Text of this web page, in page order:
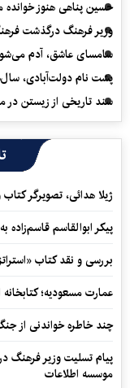
حسین پناهی هنوز
وزیر فرهنگ درگذشت
سامسای عاشق، آدم
پشت نام دولت‌آبادی،
سند تاریخی از زیستن در
ژیلا هدائی، تصویرگر
پیکر ابوالقاسم
بررسی و نقد کتاب
عمارت مسعودیه؛
چند خاطره خواندنی از
پیام تسلیت وزیر فرهنگ
موسسه اطلاعات